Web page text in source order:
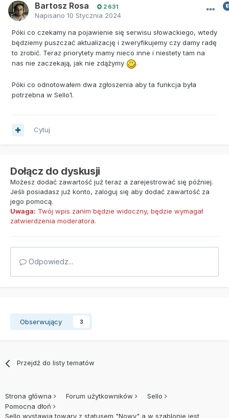
Bartosz Rosa 2 631
Napisano 10 Stycznia 2024
Póki co czekamy na pojawienie się serwisu słowackiego, wtedy
będziemy puszczać aktualizację i zweryfikujemy czy damy radę
to zrobić. Teraz priorytety mamy nieco inne i niestety tam na
nas nie zaczekają, jak nie zdążymy
.
Póki co odnotowałem dwa zgłoszenia aby ta funkcja była
potrzebna w Sello1.
Cytuj
Dołącz do dyskusji
Możesz dodać zawartość już teraz a zarejestrować się później.
Jeśli posiadasz już konto, zaloguj się aby dodać zawartość za
jego pomocą.
Uwaga: Twój wpis zanim będzie widoczny, będzie wymagał
zatwierdzenia moderatora.
Odpowiedz...
Obserwujący 3
Przejdź do listy tematów
Strona główna Forum użytkowników
Sello
Pomocna dłoń
Sello wystawia towary z statusem "Nowy" a w szablonie jest